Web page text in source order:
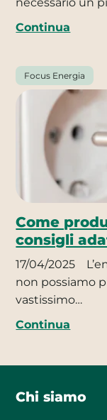
Continua
Focus Energia
Come
consigli
17/04/2025
non possiamo
vastissimo…
Continua
Chi siamo